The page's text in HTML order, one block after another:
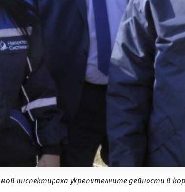
инспектираха укрепителните дейности в